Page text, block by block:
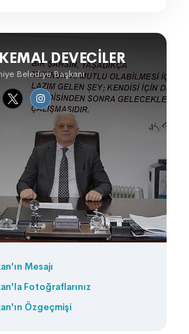
DEVECILER
Belediye Başkanı
Mesajı
Fotoğraflarınız
Özgeçmişi